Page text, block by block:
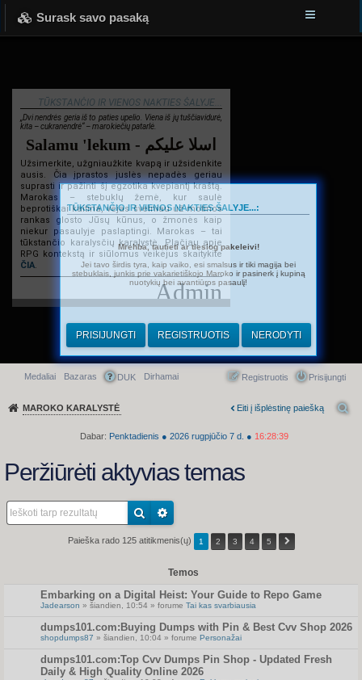
Surask savo pasaką
TŪKSTANČIO IR VIENOS NAKTIES ŠALYJE...
„Dvi nendrės geria iš to paties upelio. Viena iš jų tuščiavidurė,
kita – cukranendrė“ – marokiečių patarlė.
Salamu 'lekum - اسلا عليكم
Užsimerkite, užgniaužkite kvapą ir užsidenkite
ausis. Čia įprastos juslės nepadės geriau
suprasti ir pažinti šį egzotika kvepiantį kraštą.
Marokas – stebuklų žemė, kur saulė
beprotiškai kaitina, vėjas švelniau už motinos
rankas glosto Jūsų kūnus, o žmonės kaip
niekur pasaulyje paslaptingi. Marokas – tai
tūkstančio karalysčių karalystė. Plačiau apie
RPG kontekstą ir siūlomus veikėjus skaitykite
ČIA.
Admin
Greitasis meniu
Medaliai Bazaras DUK Dirhamai Prisijungti
Registruotis
MAROKO KARALYSTĖ Eiti į išplėstinę paiešką
Dabar: Penktadienis ● 2026 rugpjūčio 7 d. ● 16:28:39
TŪKSTANČIO IR VIENOS NAKTIES ŠALYJE...:
Mrehba, tautieti ar tiesiog pakeleivi!
Jei tavo širdis tyra, kaip vaiko, esi smalsus ir tiki magija bei
stebuklais, junkis prie vakarietiškojo Maroko ir pasinerk į kupiną
nuotykių bei avantiūros pasaulį!
PRISIJUNGTI REGISTRUOTIS NERODYTI
Peržiūrėti aktyvias temas
Paieška rado 125 atitikmenis(ų) 1 2 3 4 5
Temos
Embarking on a Digital Heist: Your Guide to Repo Game
Jadearson » šiandien, 10:54 » forume Tai kas svarbiausia
dumps101.com:Buying Dumps with Pin & Best Cvv Shop 2026
shopdumps87 » šiandien, 10:04 » forume Personažai
dumps101.com:Top Cvv Dumps Pin Shop - Updated Fresh
Daily & High Quality Online 2026